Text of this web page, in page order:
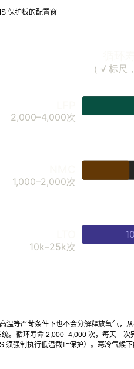
保护板的配置窗
等严苛条件下也不会分解释放氧气，
循环寿命 2,000–4,000 次，每天一次
强制执行低温截止保护）。寒冷气候